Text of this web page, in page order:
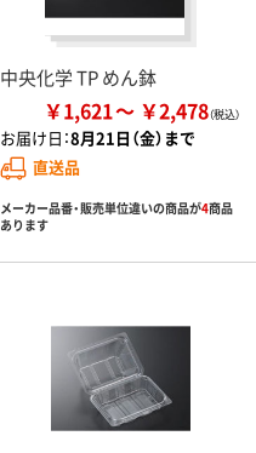
中央化学 TP めん鉢
￥1,621 ￥2,478
お届け日：8月21日（金）まで
直送品
メーカー品番・販売単位違いの商品が4商品
あります